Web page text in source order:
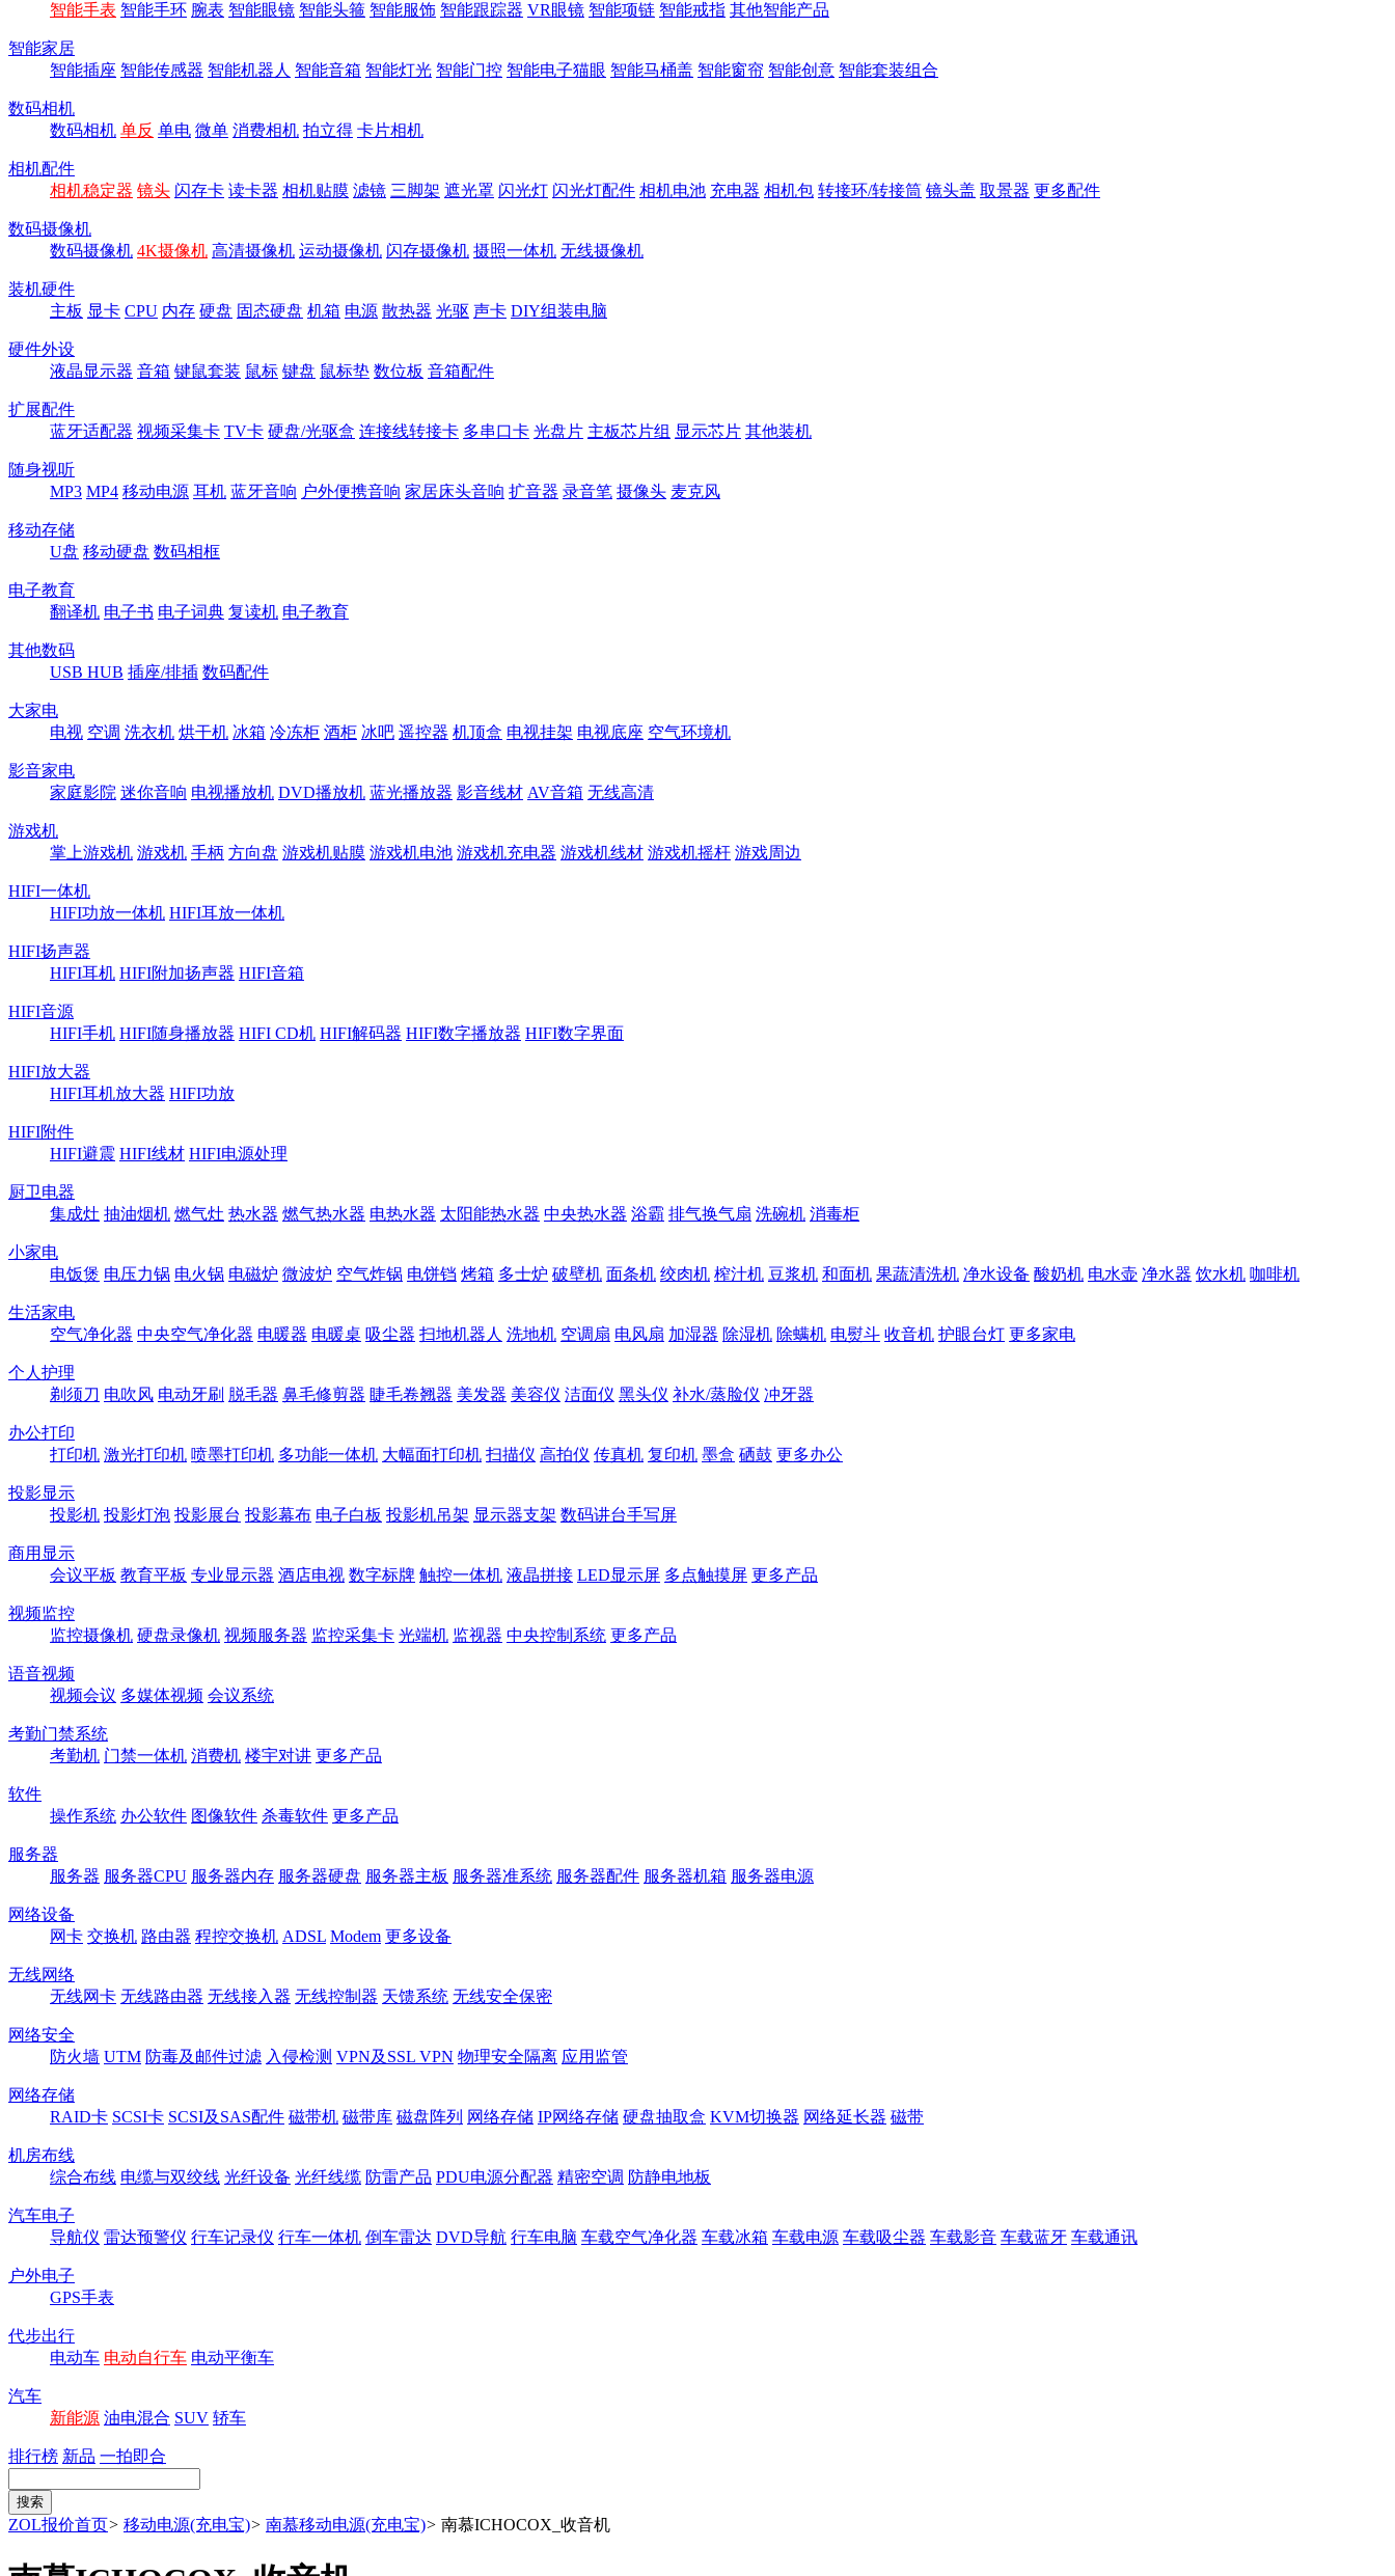
智能手表 智能手环 腕表 智能眼镜 智能头箍 智能服饰 智能跟踪器 VR眼镜 智能项链 智能戒指 其他智能产品
智能家居
智能插座 智能传感器 智能机器人 智能音箱 智能灯光 智能门控 智能电子猫眼 智能马桶盖 智能窗帘 智能创意 智能套装组合
数码相机
数码相机 单反 单电 微单 消费相机 拍立得 卡片相机
相机配件
相机稳定器 镜头 闪存卡 读卡器 相机贴膜 滤镜 三脚架 遮光罩 闪光灯 闪光灯配件 相机电池 充电器 相机包 转接环/转接筒 镜头盖 取景器 更多配件
数码摄像机
数码摄像机 4K摄像机 高清摄像机 运动摄像机 闪存摄像机 摄照一体机 无线摄像机
装机硬件
主板 显卡 CPU 内存 硬盘 固态硬盘 机箱 电源 散热器 光驱 声卡 DIY组装电脑
硬件外设
液晶显示器 音箱 键鼠套装 鼠标 键盘 鼠标垫 数位板 音箱配件
扩展配件
蓝牙适配器 视频采集卡 TV卡 硬盘/光驱盒 连接线转接卡 多串口卡 光盘片 主板芯片组 显示芯片 其他装机
随身视听
MP3 MP4 移动电源 耳机 蓝牙音响 户外便携音响 家居床头音响 扩音器 录音笔 摄像头 麦克风
移动存储
U盘 移动硬盘 数码相框
电子教育
翻译机 电子书 电子词典 复读机 电子教育
其他数码
USB HUB 插座/排插 数码配件
大家电
电视 空调 洗衣机 烘干机 冰箱 冷冻柜 酒柜 冰吧 遥控器 机顶盒 电视挂架 电视底座 空气环境机
影音家电
家庭影院 迷你音响 电视播放机 DVD播放机 蓝光播放器 影音线材 AV音箱 无线高清
游戏机
掌上游戏机 游戏机 手柄 方向盘 游戏机贴膜 游戏机电池 游戏机充电器 游戏机线材 游戏机摇杆 游戏周边
HIFI一体机
HIFI功放一体机 HIFI耳放一体机
HIFI扬声器
HIFI耳机 HIFI附加扬声器 HIFI音箱
HIFI音源
HIFI手机 HIFI随身播放器 HIFI CD机 HIFI解码器 HIFI数字播放器 HIFI数字界面
HIFI放大器
HIFI耳机放大器 HIFI功放
HIFI附件
HIFI避震 HIFI线材 HIFI电源处理
厨卫电器
集成灶 抽油烟机 燃气灶 热水器 燃气热水器 电热水器 太阳能热水器 中央热水器 浴霸 排气换气扇 洗碗机 消毒柜
小家电
电饭煲 电压力锅 电火锅 电磁炉 微波炉 空气炸锅 电饼铛 烤箱 多士炉 破壁机 面条机 绞肉机 榨汁机 豆浆机 和面机 果蔬清洗机 净水设备 酸奶机 电水壶 净水器 饮水机 咖啡机
生活家电
空气净化器 中央空气净化器 电暖器 电暖桌 吸尘器 扫地机器人 洗地机 空调扇 电风扇 加湿器 除湿机 除螨机 电熨斗 收音机 护眼台灯 更多家电
个人护理
剃须刀 电吹风 电动牙刷 脱毛器 鼻毛修剪器 睫毛卷翘器 美发器 美容仪 洁面仪 黑头仪 补水/蒸脸仪 冲牙器
办公打印
打印机 激光打印机 喷墨打印机 多功能一体机 大幅面打印机 扫描仪 高拍仪 传真机 复印机 墨盒 硒鼓 更多办公
投影显示
投影机 投影灯泡 投影展台 投影幕布 电子白板 投影机吊架 显示器支架 数码讲台手写屏
商用显示
会议平板 教育平板 专业显示器 酒店电视 数字标牌 触控一体机 液晶拼接 LED显示屏 多点触摸屏 更多产品
视频监控
监控摄像机 硬盘录像机 视频服务器 监控采集卡 光端机 监视器 中央控制系统 更多产品
语音视频
视频会议 多媒体视频 会议系统
考勤门禁系统
考勤机 门禁一体机 消费机 楼宇对讲 更多产品
软件
操作系统 办公软件 图像软件 杀毒软件 更多产品
服务器
服务器 服务器CPU 服务器内存 服务器硬盘 服务器主板 服务器准系统 服务器配件 服务器机箱 服务器电源
网络设备
网卡 交换机 路由器 程控交换机 ADSL Modem 更多设备
无线网络
无线网卡 无线路由器 无线接入器 无线控制器 天馈系统 无线安全保密
网络安全
防火墙 UTM 防毒及邮件过滤 入侵检测 VPN及SSL VPN 物理安全隔离 应用监管
网络存储
RAID卡 SCSI卡 SCSI及SAS配件 磁带机 磁带库 磁盘阵列 网络存储 IP网络存储 硬盘抽取盒 KVM切换器 网络延长器 磁带
机房布线
综合布线 电缆与双绞线 光纤设备 光纤线缆 防雷产品 PDU电源分配器 精密空调 防静电地板
汽车电子
导航仪 雷达预警仪 行车记录仪 行车一体机 倒车雷达 DVD导航 行车电脑 车载空气净化器 车载冰箱 车载电源 车载吸尘器 车载影音 车载蓝牙 车载通讯
户外电子
GPS手表
代步出行
电动车 电动自行车 电动平衡车
汽车
新能源 油电混合 SUV 轿车
排行榜 新品 一拍即合
ZOL报价首页> 移动电源(充电宝)> 南慕移动电源(充电宝)> 南慕ICHOCOX_收音机